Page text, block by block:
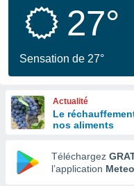
en
27°
Sensation de 27°
Actualité
Le
nos aliments
Téléchargez
l’application